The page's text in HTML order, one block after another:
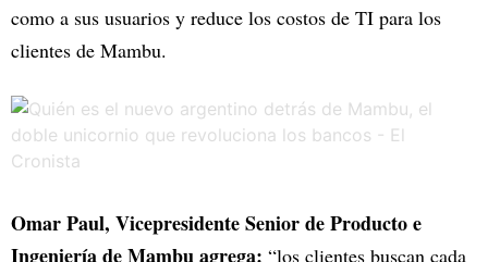
como a sus usuarios y reduce los costos de TI para los
clientes de Mambu.
Omar Paul, Vicepresidente Senior de Producto e
Ingeniería de Mambu agrega: “los clientes buscan cada